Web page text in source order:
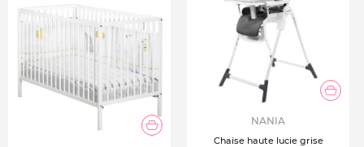
NANIA
Chaise haute lucie grise